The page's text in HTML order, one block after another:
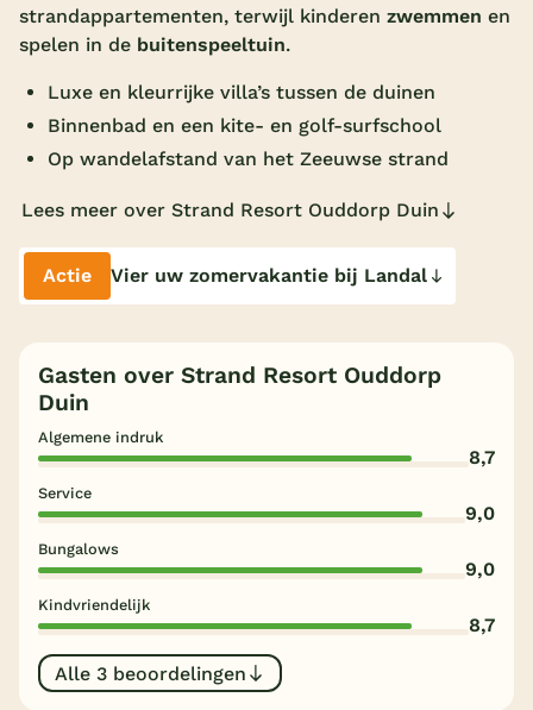
Wildwaterbaan
Alle populaire faciliteiten
Keuzehulp
Texel
België
Blog
strandappartementen, terwijl kinderen zwemmen en
spelen in de buitenspeeltuin.
Luxe en kleurrijke villa’s tussen de duinen
Binnenbad en een kite- en golf-surfschool
Op wandelafstand van het Zeeuwse strand
Lees meer over Strand Resort Ouddorp Duin
Actie Vier uw zomervakantie bij Landal
Gasten over Strand Resort Ouddorp
Duin
Algemene indruk
8,7
Service
9,0
Bungalows
9,0
Kindvriendelijk
8,7
Alle 3 beoordelingen